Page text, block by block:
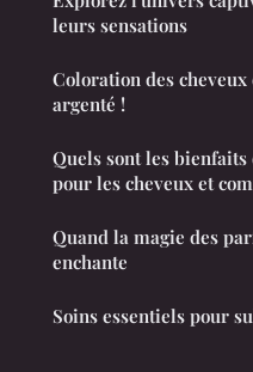
leurs sensations
Coloration des
argenté !
Quels sont les
pour les cheveux et
Quand la magie des
enchante
Soins essentiels pour